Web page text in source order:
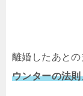
離婚したあと
ウンターの法則